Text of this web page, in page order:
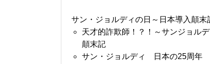
サン・ジョルディの日～日本導入顛末
天才的詐欺師！？！～サンジョルデ
顛末記
サン・ジョルディ 日本の25周年